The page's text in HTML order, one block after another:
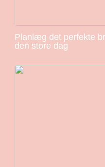
Planlæg det perfekte
den store dag